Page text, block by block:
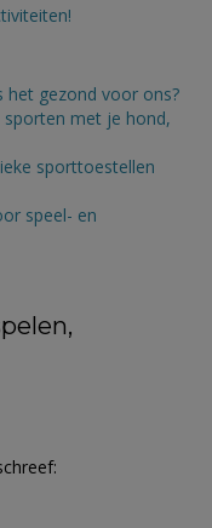
het gezond voor ons?
sporten met je hond,
sporttoestellen
speel- en